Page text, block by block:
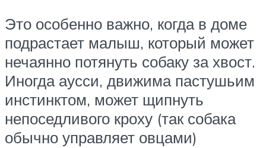
Это особенно важно, когда в доме
подрастает малыш, который может
нечаянно потянуть собаку за хвост.
Иногда аусси, движима пастушьим
инстинктом, может щипнуть
непоседливого кроху (так собака
обычно управляет овцами)